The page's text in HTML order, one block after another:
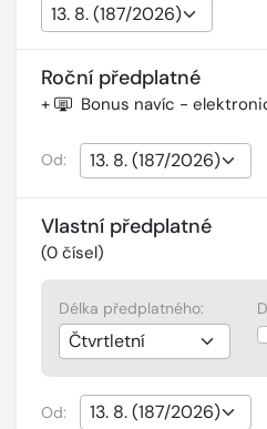
Roční předplatné
+ Bonus navíc -
Od:
Vlastní předplatné
(0čísel)
Délka předplatného:
Od: